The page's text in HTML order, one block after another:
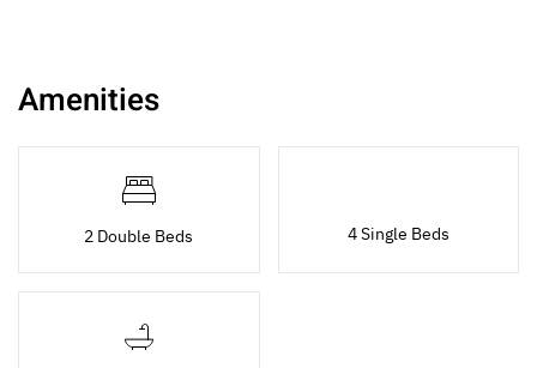
Amenities
2 Double Beds 4 Single Beds